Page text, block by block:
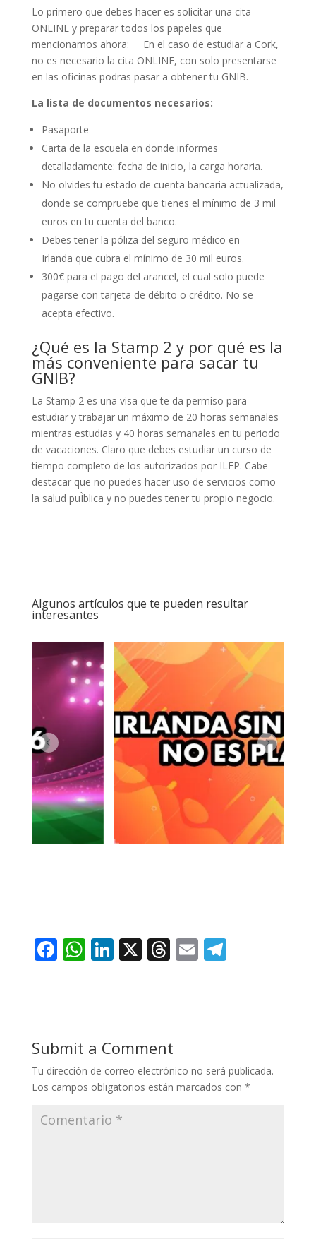
Lo primero que debes hacer es solicitar una cita
ONLINE y preparar todos los papeles que
mencionamos ahora: En el caso de estudiar a Cork,
no es necesario la cita ONLINE, con solo presentarse
en las oficinas podras pasar a obtener tu GNIB.
La lista de documentos necesarios:
Pasaporte
Carta de la escuela en donde informes
detalladamente: fecha de inicio, la carga horaria.
No olvides tu estado de cuenta bancaria actualizada,
donde se compruebe que tienes el mínimo de 3 mil
euros en tu cuenta del banco.
Debes tener la póliza del seguro médico en
Irlanda que cubra el mínimo de 30 mil euros.
300€ para el pago del arancel, el cual solo puede
pagarse con tarjeta de débito o crédito. No se
acepta efectivo.
¿Qué es la Stamp 2 y por qué es la
más conveniente para sacar tu
GNIB?
La Stamp 2 es una visa que te da permiso para
estudiar y trabajar un máximo de 20 horas semanales
mientras estudias y 40 horas semanales en tu periodo
de vacaciones. Claro que debes estudiar un curso de
tiempo completo de los autorizados por ILEP. Cabe
destacar que no puedes hacer uso de servicios como
la salud puÌblica y no puedes tener tu propio negocio.
Algunos artículos que te pueden resultar
interesantes
F
o
o
k
W
A
p
p
Li
dI
n
X T
d
s
E T
m
Submit a Comment
Tu dirección de correo electrónico no será publicada.
Los campos obligatorios están marcados con *